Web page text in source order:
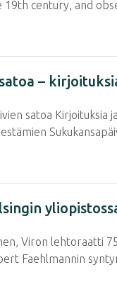
19th century, and
–
satoa
Viron lehtoraatti
Faehlmannin